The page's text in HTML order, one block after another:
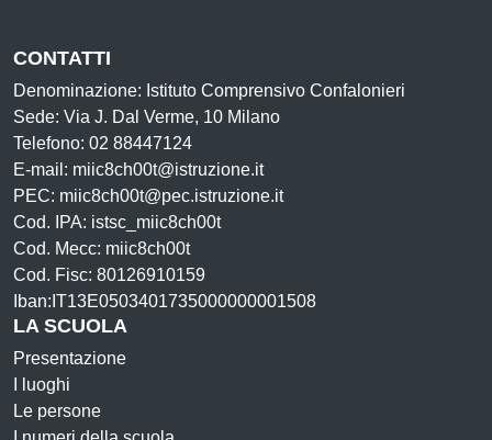
CONTATTI
Denominazione: Istituto Comprensivo Confalonieri
Sede: Via J. Dal Verme, 10 Milano
Telefono: 02 88447124
E-mail: miic8ch00t@istruzione.it
PEC: miic8ch00t@pec.istruzione.it
Cod. IPA: istsc_miic8ch00t
Cod. Mecc: miic8ch00t
Cod. Fisc: 80126910159
Iban:IT13E0503401735000000001508
LA SCUOLA
Presentazione
I luoghi
Le persone